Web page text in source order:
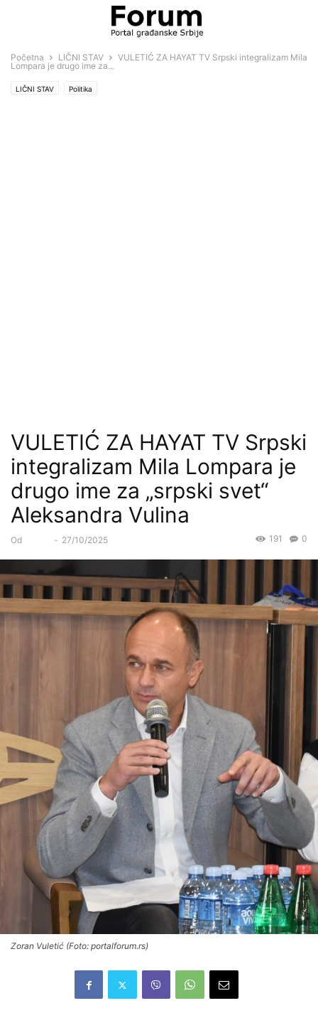
Početna LIČNI STAV
VULETIĆ ZA HAYAT TV Srpski integralizam Mila
Lompara je drugo ime za...
LIČNI STAV Politika
VULETIĆ ZA HAYAT TV Srpski
integralizam Mila Lompara je
drugo ime za „srpski svet“
Aleksandra Vulina
Od - 27/10/2025 0
191
Zoran Vuletić (Foto: portalforum.rs)